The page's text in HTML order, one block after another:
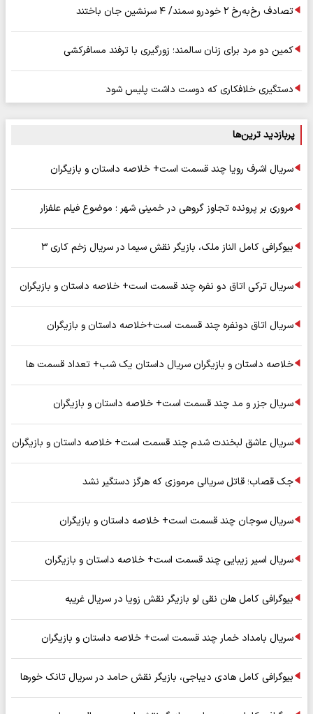
تصادف رخ‌به‌رخ ۲ خودرو سمند/ ۴ سرنشین جان باختند
کمین دو مرد برای زنان سالمند؛ زورگیری با ترفند مسافرکشی
دستگیری خلافکاری که دوست داشت پلیس شود
پربازدید ترین‌ها
سریال اشرف رویا چند قسمت است+ خلاصه داستان و بازیگران
مروری بر پرونده تجاوز گروهی در خمینی شهر ؛ موضوع فیلم علفزار
بیوگرافی کامل الناز ملک، بازیگر نقش سیما در سریال زخم کاری ۳
سریال ترکی اتاق دو نفره چند قسمت است+ خلاصه داستان و بازیگران
سریال اتاق دونفره چند قسمت است+خلاصه داستان و بازیگران
خلاصه داستان و بازیگران سریال داستان یک شب+ تعداد قسمت ها
سریال جزر و مد چند قسمت است+ خلاصه داستان و بازیگران
سریال عاشق لبخندت شدم چند قسمت است+ خلاصه داستان و بازیگران
جک قصاب؛ قاتل سریالی مرموزی که هرگز دستگیر نشد
سریال سوجان چند قسمت است+ خلاصه داستان و بازیگران
سریال اسیر زیبایی چند قسمت است+ خلاصه داستان و بازیگران
بیوگرافی کامل هلن نقی لو بازیگر نقش زویا در سریال غریبه
سریال بامداد خمار چند قسمت است+ خلاصه داستان و بازیگران
بیوگرافی کامل هادی دیباجی، بازیگر نقش حامد در سریال تانک خورها